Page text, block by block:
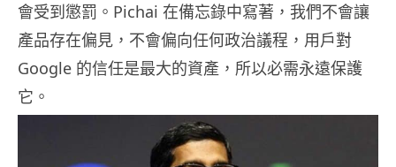
會受到懲罰。Pichai 在備忘錄中寫著，我們不會讓
產品存在偏見，不會偏向任何政治議程，用戶對
Google 的信任是最大的資產，所以必需永遠保護
它。